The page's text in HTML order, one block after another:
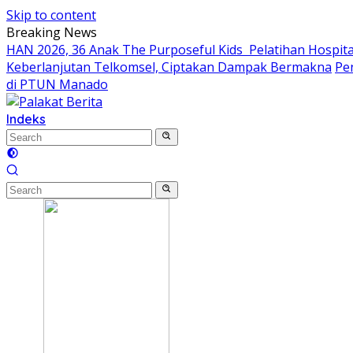
Skip to content
Breaking News
HAN 2026, 36 Anak The Purposeful Kids Pelatihan
Keberlanjutan Telkomsel, Ciptakan Dampak Bermakna
di PTUN Manado
Indeks